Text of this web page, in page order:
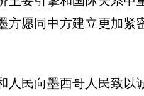
方愿同中方建立更加
民向墨西哥人民致以